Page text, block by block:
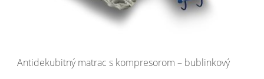
Antidekubitný matrac s kompresorom – bublinkový